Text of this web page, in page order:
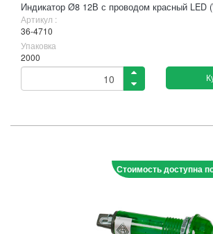
Индикатор Ø8 12В с проводом красный LED
Артикул :
36-4710
Упаковка
2000
Стоимость доступна